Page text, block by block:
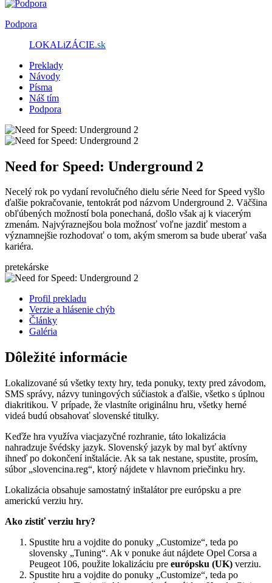
Podpora
LOKALiZÁCIE.sk
Preklady
Návody
Písma
Náš tím
Podpora
Need for Speed: Underground 2
Necelý rok po vydaní revolučného dielu série Need for Speed vyšlo
ďalšie pokračovanie, tentokrát pod názvom Underground 2. Väčšina
obľúbených možností bola ponechaná, došlo však aj k viacerým
zmenám. Najvýraznejšou bola možnosť voľne jazdiť mestom a
významnejšie rozhodovať o tom, akým smerom sa bude uberať vaša
kariéra.
pretekárske
Profil prekladu
Verzie a hlásenie chýb
Články
Galéria
Dôležité informácie
Lokalizované sú všetky texty hry, teda ponuky, texty pred závodom,
SMS správy, názvy tuningových súčiastok a ďalšie, všetko s úplnou
diakritikou. V prípade, že vlastníte originálnu hru, všetky herné
videá budú obsahovať slovenské titulky.
Keďže hra využíva viacjazyčné rozhranie, táto lokalizácia
nahradzuje švédsky jazyk. Slovenský jazyk by mal byť aktívny
ihneď po dokončení inštalácie. Ak sa tak nestane, spustite, prosím,
súbor „slovencina.reg“, ktorý nájdete v hlavnom priečinku hry.
Lokalizácia obsahuje samostatný inštalátor pre európsku a pre
americkú verziu hry.
Ako zistiť verziu hry?
Spustite hru a vojdite do ponuky „Customize“, teda po
slovensky „Tuning“. Ak v ponuke áut nájdete Opel Corsa a
Peugeot 106, použite lokalizáciu pre európsku (UK) verziu.
Spustite hru a vojdite do ponuky „Customize“, teda po